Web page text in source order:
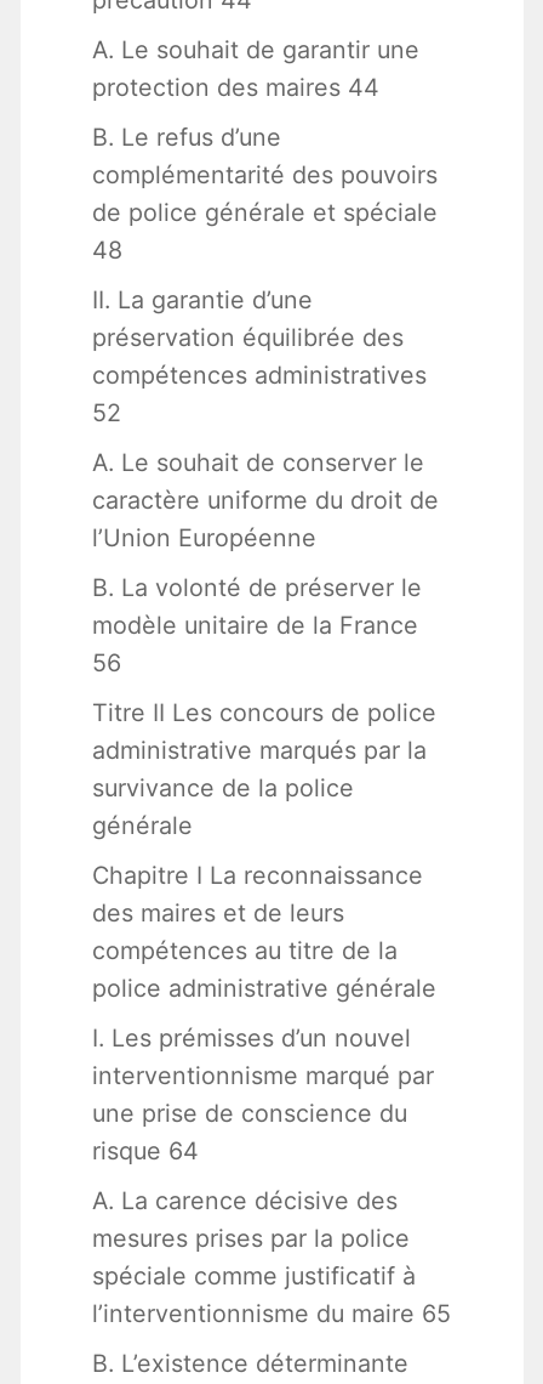
A. Le souhait de garantir une
protection des maires 44
B. Le refus d’une
complémentarité des pouvoirs
de police générale et spéciale
48
II. La garantie d’une
préservation équilibrée des
compétences administratives
52
A. Le souhait de conserver le
caractère uniforme du droit de
l’Union Européenne
B. La volonté de préserver le
modèle unitaire de la France
56
Titre II Les concours de police
administrative marqués par la
survivance de la police
générale
Chapitre I La reconnaissance
des maires et de leurs
compétences au titre de la
police administrative générale
I. Les prémisses d’un nouvel
interventionnisme marqué par
une prise de conscience du
risque 64
A. La carence décisive des
mesures prises par la police
spéciale comme justificatif à
l’interventionnisme du maire 65
B. L’existence déterminante